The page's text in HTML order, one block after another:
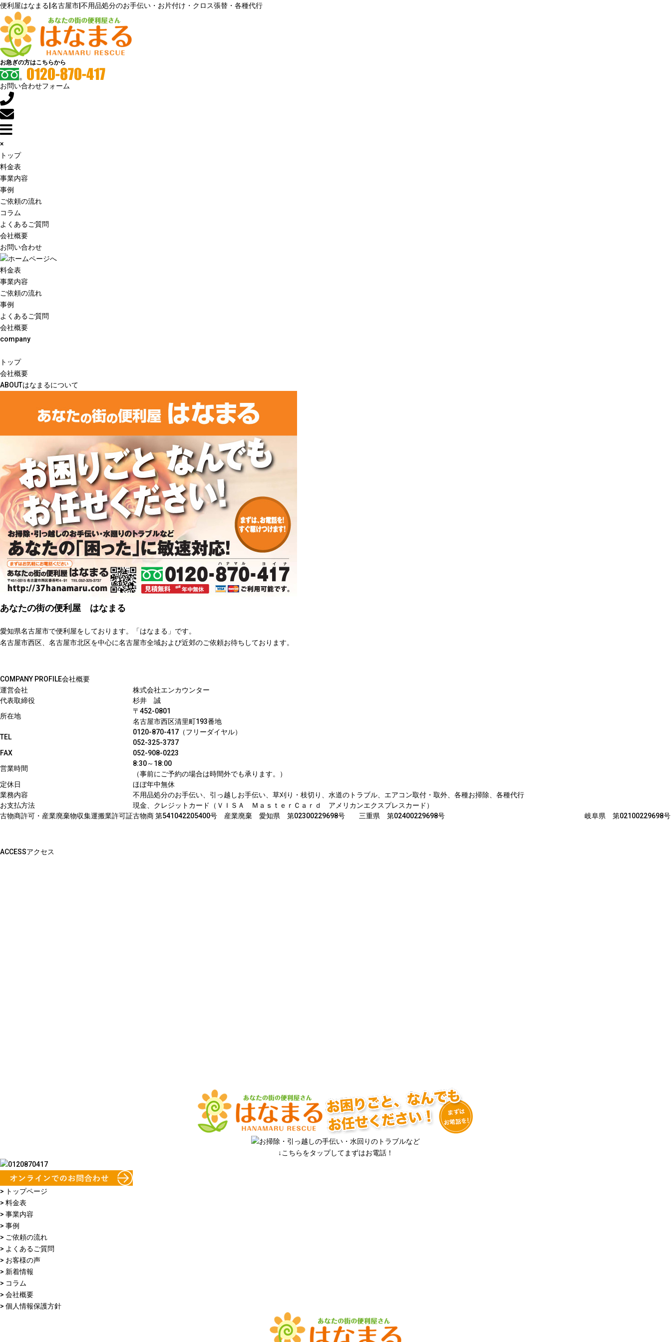
便利屋はなまる|名古屋市|不用品処分のお手伝い・お片付け・クロス張替・各種代行
お急ぎの方はこちらから
お問い合わせフォーム
×
トップ
料金表
事業内容
事例
ご依頼の流れ
コラム
よくあるご質問
会社概要
お問い合わせ
料金表
事業内容
ご依頼の流れ
事例
よくあるご質問
会社概要
company
トップ
会社概要
ABOUTはなまるについて
あなたの街の便利屋 はなまる
愛知県名古屋市で便利屋をしております。「はなまる」です。
名古屋市西区、名古屋市北区を中心に名古屋市全域および近郊のご依頼お待ちしております。
COMPANY PROFILE会社概要
運営会社
株式会社エンカウンター
代表取締役
杉井 誠
所在地
〒452-0801
名古屋市西区清里町193番地
TEL
0120-870-417（フリーダイヤル）
052-325-3737
FAX
052-908-0223
営業時間
8:30～18:00
（事前にご予約の場合は時間外でも承ります。）
定休日
ほぼ年中無休
業務内容
不用品処分のお手伝い、引っ越しお手伝い、草刈り・枝切り、水道のトラブル、エアコン取付・取外、各種お掃除、各種代行
お支払方法
現金、クレジットカード（ＶＩＳＡ ＭａｓｔｅｒＣａｒｄ アメリカンエクスプレスカード）
古物商許可・産業廃棄物収集運搬業許可証古物商 第541042205400号 産業廃棄 愛知県 第02300229698号 三重県 第02400229698号 岐阜県 第02100229698号
ACCESSアクセス
↓こちらをタップしてまずはお電話！
> トップページ
> 料金表
> 事業内容
> 事例
> ご依頼の流れ
> よくあるご質問
> お客様の声
> 新着情報
> コラム
> 会社概要
> 個人情報保護方針